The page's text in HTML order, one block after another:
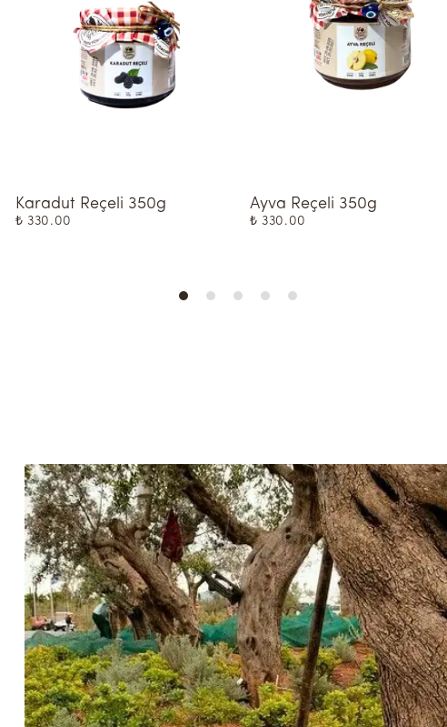
Karadut Reçeli 350g
₺ 330.00
Ayva Reçeli 350g
₺ 330.00